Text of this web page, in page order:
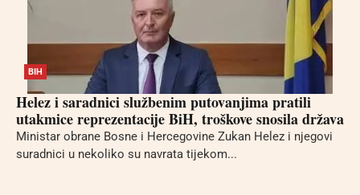
BIH
Helez i saradnici službenim putovanjima pratili
utakmice reprezentacije BiH, troškove snosila država
Ministar obrane Bosne i Hercegovine Zukan Helez i njegovi
suradnici u nekoliko su navrata tijekom...